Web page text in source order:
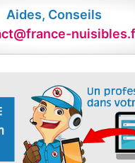
Aides, Conseils